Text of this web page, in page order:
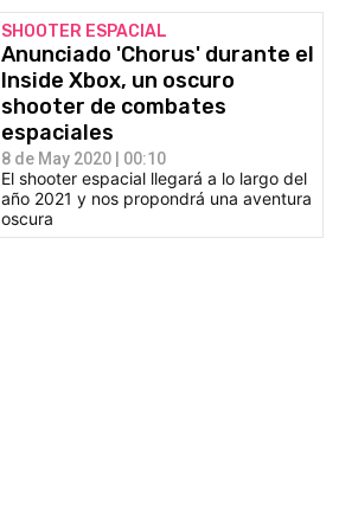
SHOOTER ESPACIAL
Anunciado 'Chorus' durante el
Inside Xbox, un oscuro
shooter de combates
espaciales
8 de May 2020 | 00:10
El shooter espacial llegará a lo largo del
año 2021 y nos propondrá una aventura
oscura